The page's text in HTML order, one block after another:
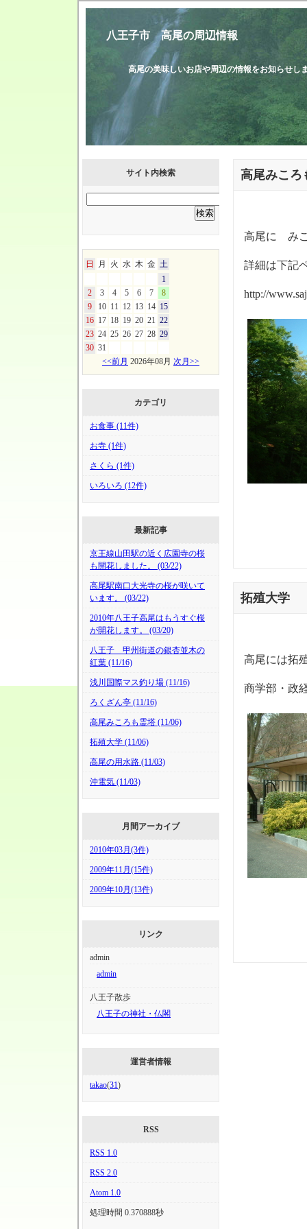
八王子市 高尾の周辺情報
高尾の美味しいお店や周辺の情報をお
サイト内検索
日 月 火 水 木 金 土
1
2
3 4 5 6 7
8
9
10 11 12 13 14 15
16 17 18 19 20 21 22
23 24 25 26 27 28 29
30 31
<<前月 2026年08月 次月>>
カテゴリ
お食事 (11件)
お寺 (1件)
さくら (1件)
いろいろ (12件)
最新記事
京王線山田駅の近く広園寺の桜
も開花しました。 (03/22)
高尾駅南口大光寺の桜が咲いて
います。 (03/22)
2010年八王子高尾はもうすぐ桜
が開花します。 (03/20)
八王子 甲州街道の銀杏並木の
紅葉 (11/16)
浅川国際マス釣り場 (11/16)
ろくざん亭 (11/16)
高尾みころも霊塔 (11/06)
拓殖大学 (11/06)
高尾の用水路 (11/03)
沖電気 (11/03)
月間アーカイブ
2010年03月(3件)
2009年11月(15件)
2009年10月(13件)
リンク
admin
admin
八王子散歩
八王子の神社・仏閣
運営者情報
takao(31)
RSS
RSS 1.0
RSS 2.0
Atom 1.0
処理時間 0.370888秒
高尾みころ
高尾に み
詳細は下記
http://
拓殖大学
高尾には拓
商学部・政